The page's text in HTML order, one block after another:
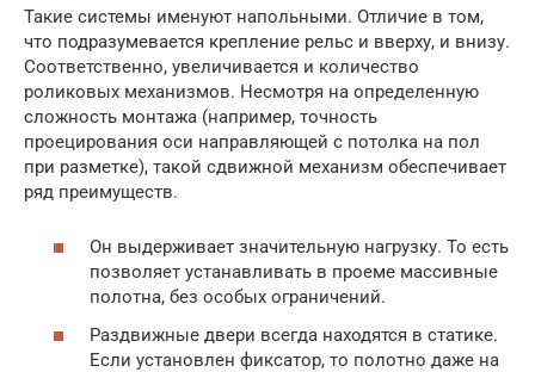
Такие системы именуют напольными. Отличие в том,
что подразумевается крепление рельс и вверху, и внизу.
Соответственно, увеличивается и количество
роликовых механизмов. Несмотря на определенную
сложность монтажа (например, точность
проецирования оси направляющей с потолка на пол
при разметке), такой сдвижной механизм обеспечивает
ряд преимуществ.
Он выдерживает значительную нагрузку. То есть
позволяет устанавливать в проеме массивные
полотна, без особых ограничений.
Раздвижные двери всегда находятся в статике.
Если установлен фиксатор, то полотно даже на